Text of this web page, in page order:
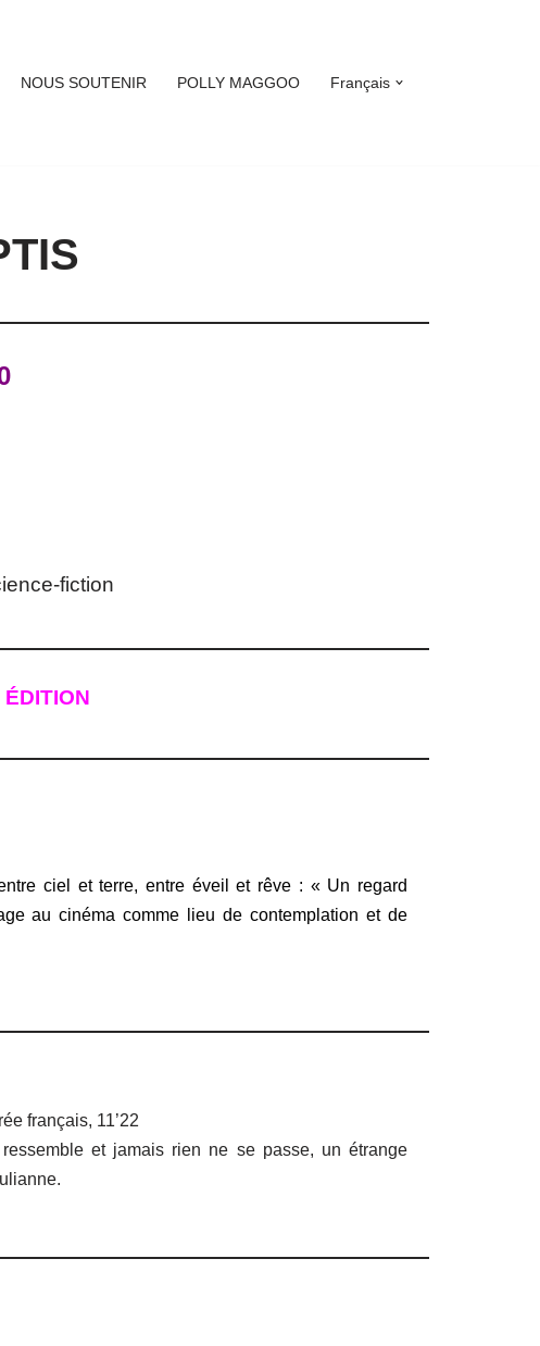
NOUS SOUTENIR POLLY MAGGOO Français
fiction
ciel et terre, entre éveil et rêve : « Un regard
au cinéma comme lieu de contemplation et de
français, 11’22
et jamais rien ne se passe, un étrange